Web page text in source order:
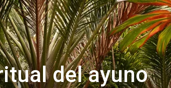
del ayuno